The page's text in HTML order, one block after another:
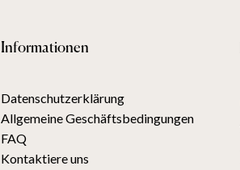
Informationen
Datenschutzerklärung
Allgemeine Geschäftsbedingungen
FAQ
Kontaktiere uns